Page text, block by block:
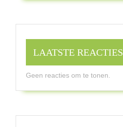
LAATSTE REACTIES
Geen reacties om te tonen.